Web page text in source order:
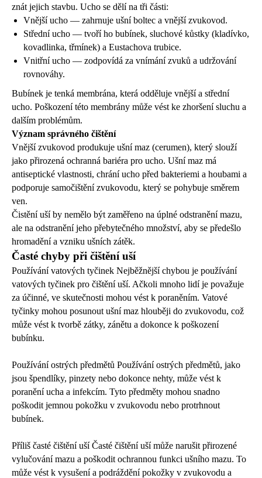
znát jejich stavbu. Ucho se dělí na tři části:
Vnější ucho — zahrnuje ušní boltec a vnější zvukovod.
Střední ucho — tvoří ho bubínek, sluchové kůstky (kladívko,
kovadlinka, třmínek) a Eustachova trubice.
Vnitřní ucho — zodpovídá za vnímání zvuků a udržování
rovnováhy.
Bubínek je tenká membrána, která odděluje vnější a střední
ucho. Poškození této membrány může vést ke zhoršení sluchu a
dalším problémům.
Význam správného čištění
Vnější zvukovod produkuje ušní maz (cerumen), který slouží
jako přirozená ochranná bariéra pro ucho. Ušní maz má
antiseptické vlastnosti, chrání ucho před bakteriemi a houbami a
podporuje samočištění zvukovodu, který se pohybuje směrem
ven.
Čistění uší by nemělo být zaměřeno na úplné odstranění mazu,
ale na odstranění jeho přebytečného množství, aby se předešlo
hromadění a vzniku ušních zátěk.
Časté chyby při čištění uší
Používání vatových tyčinek Nejběžnější chybou je používání
vatových tyčinek pro čištění uší. Ačkoli mnoho lidí je považuje
za účinné, ve skutečnosti mohou vést k poraněním. Vatové
tyčinky mohou posunout ušní maz hlouběji do zvukovodu, což
může vést k tvorbě zátky, zánětu a dokonce k poškození
bubínku.
Používání ostrých předmětů Používání ostrých předmětů, jako
jsou špendlíky, pinzety nebo dokonce nehty, může vést k
poranění ucha a infekcím. Tyto předměty mohou snadno
poškodit jemnou pokožku v zvukovodu nebo protrhnout
bubínek.
Příliš časté čištění uší Časté čištění uší může narušit přirozené
vylučování mazu a poškodit ochrannou funkci ušního mazu. To
může vést k vysušení a podráždění pokožky v zvukovodu a